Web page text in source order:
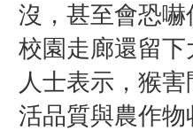
沒，甚至會恐
校園走廊還留
人士表示，猴
活品質與農作